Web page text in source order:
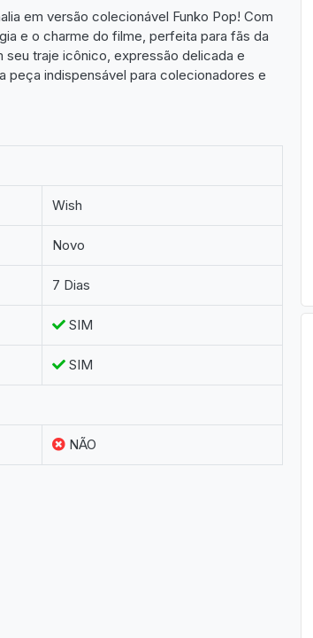
em versão colecionável Funko Pop! Com
e o charme do filme, perfeita para fãs da
seu traje icônico, expressão delicada e
peça indispensável para colecionadores e
Wish
Novo
7 Dias
SIM
SIM
NÃO